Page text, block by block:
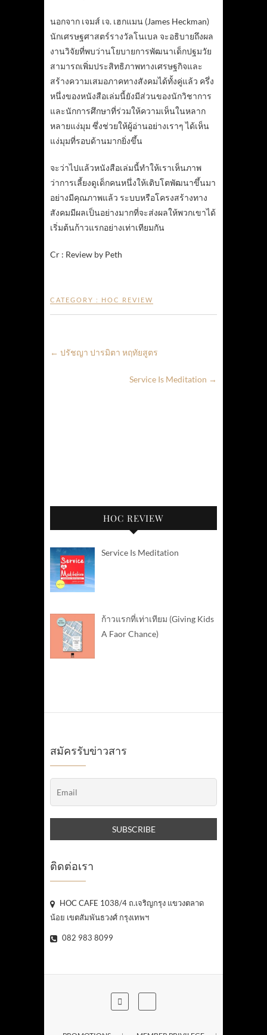
นอกจาก เจมส์ เจ. เฮกแมน (James Heckman)
นักเศรษฐศาสตร์รางวัลโนเบล จะอธิบายถึงผล
งานวิจัยที่พบว่านโยบายการพัฒนาเด็กปฐมวัย
สามารถเพิ่มประสิทธิภาพทางเศรษฐกิจและ
สร้างความเสมอภาคทางสังคมได้ทั้งคู่แล้ว ครึ่ง
หนึ่งของหนังสือเล่มนี้ยังมีส่วนของนักวิชาการ
และนักการศึกษาที่ร่วมให้ความเห็นในหลาก
หลายแง่มุม ซึ่งช่วยให้ผู้อ่านอย่างเราๆ ได้เห็น
แง่มุมที่รอบด้านมากยิ่งขึ้น
จะว่าไปแล้วหนังสือเล่มนี้ทำให้เราเห็นภาพ
ว่าการเลี้ยงดูเด็กคนหนึ่งให้เติบโตพัฒนาขึ้นมา
อย่างมีคุณภาพแล้ว ระบบหรือโครงสร้างทาง
สังคมมีผลเป็นอย่างมากที่จะส่งผลให้พวกเขาได้
เริ่มต้นก้าวแรกอย่างเท่าเทียมกัน
Cr : Review by Peth
CATEGORY : HOC REVIEW
← ปรัชญา ปารมิตา หฤทัยสูตร
Service Is Meditation →
HOC REVIEW
Service Is Meditation
ก้าวแรกที่เท่าเทียม (Giving Kids
A Faor Chance)
สมัครรับข่าวสาร
ติดต่อเรา
HOC CAFE 1038/4 ถ.เจริญกรุง แขวงตลาด
น้อย เขตสัมพันธวงศ์ กรุงเทพฯ
082 983 8099